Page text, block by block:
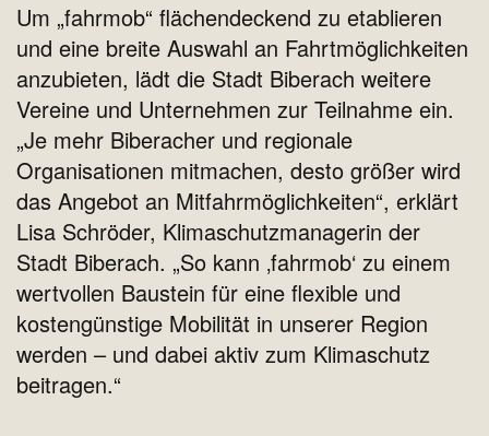
Um „fahrmob“ flächendeckend zu etablieren
und eine breite Auswahl an Fahrtmöglichkeiten
anzubieten, lädt die Stadt Biberach weitere
Vereine und Unternehmen zur Teilnahme ein.
„Je mehr Biberacher und regionale
Organisationen mitmachen, desto größer wird
das Angebot an Mitfahrmöglichkeiten“, erklärt
Lisa Schröder, Klimaschutzmanagerin der
Stadt Biberach. „So kann ‚fahrmob‘ zu einem
wertvollen Baustein für eine flexible und
kostengünstige Mobilität in unserer Region
werden – und dabei aktiv zum Klimaschutz
beitragen.“